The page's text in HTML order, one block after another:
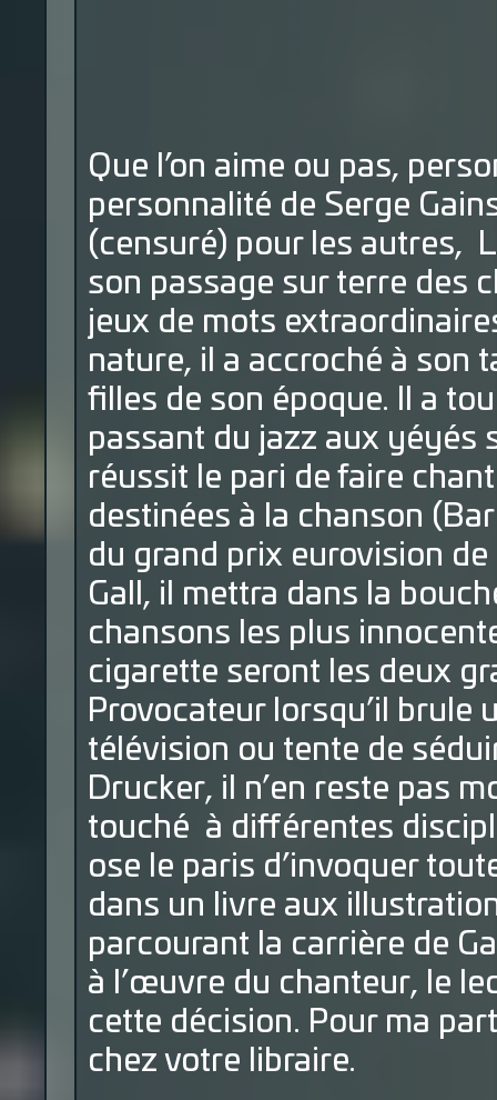
Que l’on aime ou pas,
personnalité de Serge
(censuré) pour les autres,
son passage sur terre des
jeux de mots
nature, il a accroché à son
filles de son époque. Il a
passant du jazz aux yéyés
réussit le pari de faire
destinées à la chanson
du grand prix eurovision
Gall, il mettra dans la
chansons les plus
cigarette seront les deux
Provocateur lorsqu’il brule
télévision ou tente de
Drucker, il n’en reste pas
touché à différentes
ose le paris d’invoquer
dans un livre aux
parcourant la carrière de
à l’œuvre du chanteur, le
cette décision. Pour ma
chez votre libraire.